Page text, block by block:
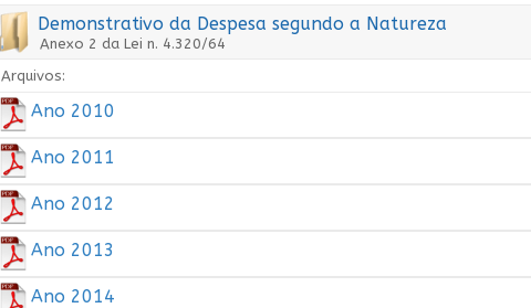
Demonstrativo da Despesa segundo a Natureza
Anexo 2 da Lei n. 4.320/64
Arquivos:
Ano 2010
Ano 2011
Ano 2012
Ano 2013
Ano 2014